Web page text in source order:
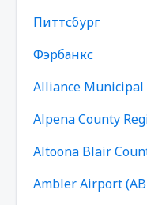
Питтсбург
Фэрбанкс
Alliance
Alpena County
Altoona Blair
Ambler Airport